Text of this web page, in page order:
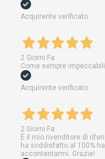
Acquirente verificato
2 Giorni Fa
Come sempre impeccabili
Acquirente verificato
2 Giorni Fa
È il mio rivenditore di
ha soddisfatto al 100%
accontentarmi. Grazie!